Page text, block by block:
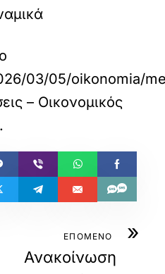
03/05/oikonomia/
– Οικονομικός
.
»
ΕΠΟΜΕΝΟ
Ανακοίνωση